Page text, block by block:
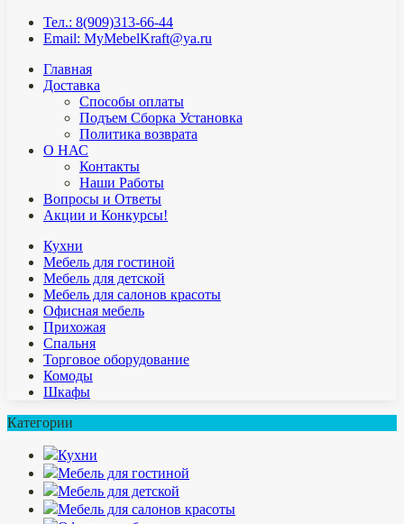
Тел.: 8(909)313-66-44
Email: MyMebelKraft@ya.ru
Главная
Доставка
Способы оплаты
Подъем Сборка Установка
Политика возврата
О НАС
Контакты
Наши Работы
Вопросы и Ответы
Акции и Конкурсы!
Кухни
Мебель для гостиной
Мебель для детской
Мебель для салонов красоты
Офисная мебель
Прихожая
Спальня
Торговое оборудование
Комоды
Шкафы
Категории
Кухни
Мебель для гостиной
Мебель для детской
Мебель для салонов красоты